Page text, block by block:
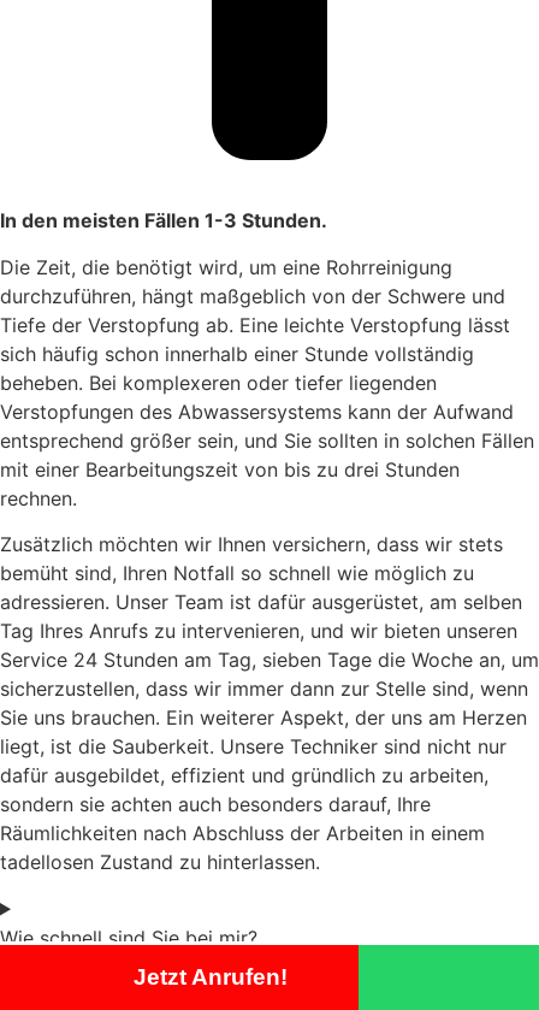
In den meisten Fällen 1-3 Stunden.
Die Zeit, die benötigt wird, um eine Rohrreinigung
durchzuführen, hängt maßgeblich von der Schwere und
Tiefe der Verstopfung ab. Eine leichte Verstopfung lässt
sich häufig schon innerhalb einer Stunde vollständig
beheben. Bei komplexeren oder tiefer liegenden
Verstopfungen des Abwassersystems kann der Aufwand
entsprechend größer sein, und Sie sollten in solchen Fällen
mit einer Bearbeitungszeit von bis zu drei Stunden
rechnen.
Zusätzlich möchten wir Ihnen versichern, dass wir stets
bemüht sind, Ihren Notfall so schnell wie möglich zu
adressieren. Unser Team ist dafür ausgerüstet, am selben
Tag Ihres Anrufs zu intervenieren, und wir bieten unseren
Service 24 Stunden am Tag, sieben Tage die Woche an, um
sicherzustellen, dass wir immer dann zur Stelle sind, wenn
Sie uns brauchen. Ein weiterer Aspekt, der uns am Herzen
liegt, ist die Sauberkeit. Unsere Techniker sind nicht nur
dafür ausgebildet, effizient und gründlich zu arbeiten,
sondern sie achten auch besonders darauf, Ihre
Räumlichkeiten nach Abschluss der Arbeiten in einem
tadellosen Zustand zu hinterlassen.
Wie schnell sind Sie bei mir?
Jetzt Anrufen!